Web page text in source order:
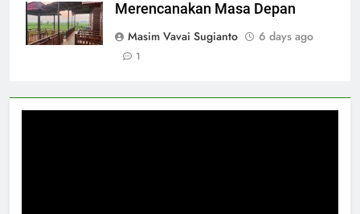
Merencanakan Masa Depan
Masim Vavai Sugianto
6 days ago
1